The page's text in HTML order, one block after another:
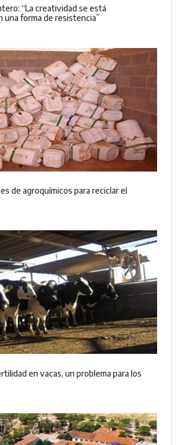
“La creatividad se está
forma de resistencia”
de agroquímicos para reciclar el
en vacas, un problema para los